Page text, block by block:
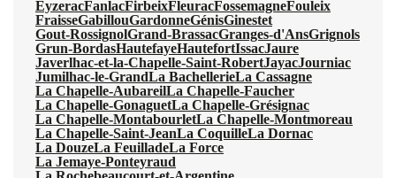
EyzeracFanlacFirbeixFleuracFossemagneFouleix
FraisseGabillouGardonneGénisGinestet
Gout-RossignolGrand-BrassacGranges-d'AnsGrignols
Grun-BordasHautefayeHautefortIssacJaure
Javerlhac-et-la-Chapelle-Saint-RobertJayacJourniac
Jumilhac-le-GrandLa BachellerieLa Cassagne
La Chapelle-AubareilLa Chapelle-Faucher
La Chapelle-GonaguetLa Chapelle-Grésignac
La Chapelle-MontabourletLa Chapelle-Montmoreau
La Chapelle-Saint-JeanLa CoquilleLa Dornac
La DouzeLa FeuilladeLa Force
La Jemaye-Ponteyraud